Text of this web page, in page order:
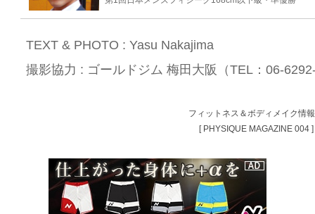
TEXT & PHOTO :Yasu Nakajima
撮影協力 : ゴールドジム 梅田大阪（TEL：06-
フィットネス＆ボディメイク情
[ PHYSIQUE MAGAZINE 004 ]